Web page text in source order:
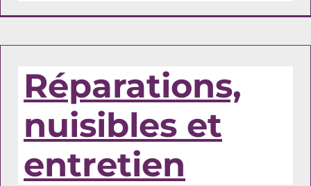
Réparations,
nuisibles et
entretien